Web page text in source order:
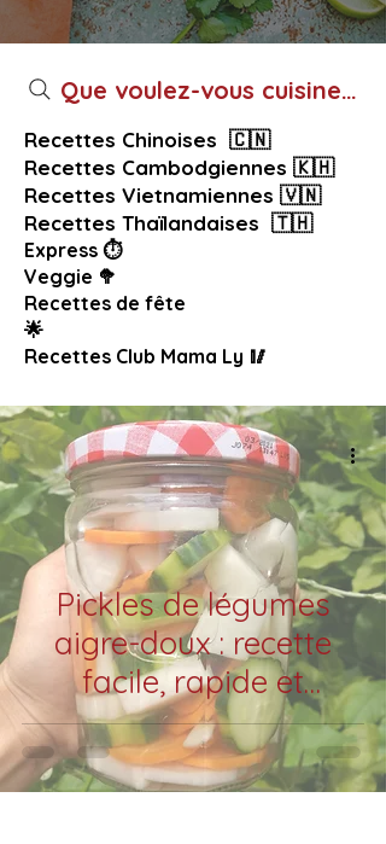
Que voulez-vous cuisiner
Recettes Chinoises 🇨🇳
Recettes Cambodgiennes 🇰🇭
Recettes Vietnamiennes 🇻🇳
Recettes Thaïlandaises 🇹🇭
Express ⏱️
Veggie 🥦
Recettes de fête
🌟
Recettes Club Mama Ly 🥢
Pickles de légumes
aigre-doux : recette
facile, rapide et
croquante